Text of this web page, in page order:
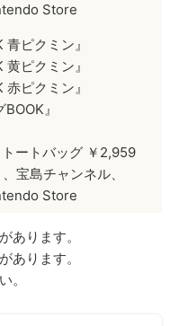
Store
ピクミン』
ピクミン』
ピクミン』
』
ートバッグ ￥2,959
宝島チャンネル、
Store
あります。
あります。
。